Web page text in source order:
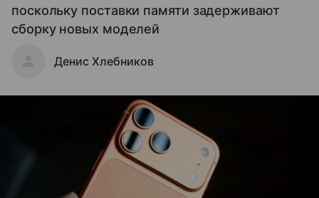
поскольку поставки памяти задерживают
сборку новых моделей
Денис Хлебников